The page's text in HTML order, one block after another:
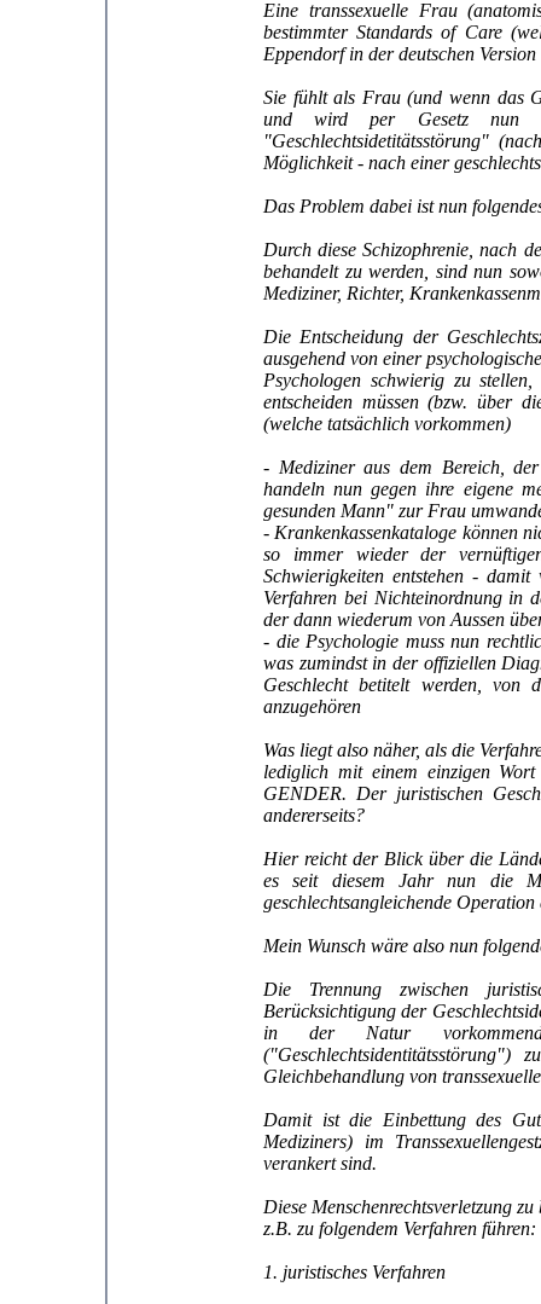
Eine transsexuelle Frau
bestimmter Standards of Care
Eppendorf in der deutschen
Sie fühlt als Frau (und wenn das
und wird per Gesetz nun
"Geschlechtsidetitätsstörung"
Möglichkeit - nach einer
Das Problem dabei ist nun
Durch diese Schizophrenie, nach
behandelt zu werden, sind nun
Mediziner, Richter,
Die Entscheidung der
ausgehend von einer
Psychologen schwierig zu
entscheiden müssen (bzw. über
(welche tatsächlich vorkommen)
- Mediziner aus dem Bereich,
handeln nun gegen ihre eigene
gesunden Mann" zur Frau
- Krankenkassenkataloge können
so immer wieder der
Schwierigkeiten entstehen -
Verfahren bei Nichteinordnung in
der dann wiederum von Aussen
- die Psychologie muss nun
was zumindst in der offiziellen
Geschlecht betitelt werden,
anzugehören
Was liegt also näher, als die
lediglich mit einem einzigen
GENDER. Der juristischen
andererseits?
Hier reicht der Blick über die
es seit diesem Jahr nun die
geschlechtsangleichende Operation
Mein Wunsch wäre also nun
Die Trennung zwischen
Berücksichtigung der
in der Natur
Gleichbehandlung von
Damit ist die Einbettung des
Mediziners) im
verankert sind.
Diese Menschenrechtsverletzung
z.B. zu folgendem Verfahren führen:
1. juristisches Verfahren